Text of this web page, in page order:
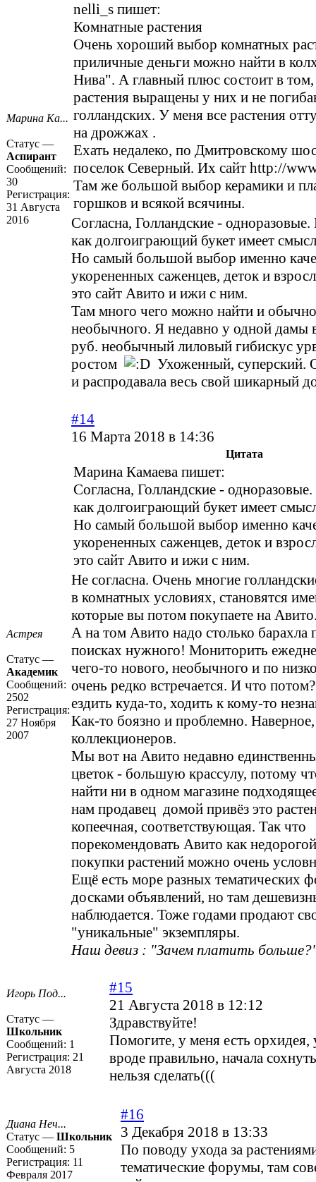
Марина Ка...
Статус —
Аспирант
Сообщений:
30
Регистрация:
31 Августа
2016
nelli_s пишет:
Комнатные растения
Очень хороший выбор комнатных
приличные деньги можно найти в
Нива". А главный плюс состоит в том,
растения выращены у них и не
голландских. У меня все растения
на дрожжах .
Ехать недалеко, по Дмитровскому
поселок Северный. Их сайт http://
Там же большой выбор керамики и
горшков и всякой всячины.
Согласна, Голландские - одноразовые.
как долгоиграющий букет имеет
Но самый большой выбор именно
укорененных саженцев, деток и
это сайт Авито и ижи с ним.
Там много чего можно найти и
необычного. Я недавно у одной дамы
руб. необычный лиловый гибискус
ростом
Ухоженный, суперский.
и распродавала весь свой шикарный
Астрея
Статус —
Академик
Сообщений:
2502
Регистрация:
27 Ноября
2007
#14
16 Марта 2018 в 14:36
Цитата
Марина Камаева пишет:
Согласна, Голландские -
как долгоиграющий букет имеет
Но самый большой выбор именно
укорененных саженцев, деток и
это сайт Авито и ижи с ним.
Не согласна. Очень многие
в комнатных условиях, становятся
которые вы потом покупаете на
А на том Авито надо столько барахла
поисках нужного! Мониторить
чего-то нового, необычного и по
очень редко встречается. И что
ездить куда-то, ходить к кому-то
Как-то боязно и проблемно.
коллекционеров.
Мы вот на Авито недавно
цветок - большую крассулу, потому
найти ни в одном магазине
нам продавец домой привёз это
копеечная, соответствующая. Так что
порекомендовать Авито как
покупки растений можно очень
Ещё есть море разных тематических
досками объявлений, но там
наблюдается. Тоже годами продают
"уникальные" экземпляры.
Наш девиз : "Зачем платить
Игорь Под...
Статус —
Школьник
Сообщений: 1
Регистрация: 21
Августа 2018
#15
21 Августа 2018 в 12:12
Здравствуйте!
Помогите, у меня есть
вроде правильно, начала
нельзя сделать(((
Диана Неч...
Статус — Школьник
Сообщений: 5
Регистрация: 11
Февраля 2017
#16
3 Декабря 2018 в 13:33
По поводу ухода за
тематические форумы, там